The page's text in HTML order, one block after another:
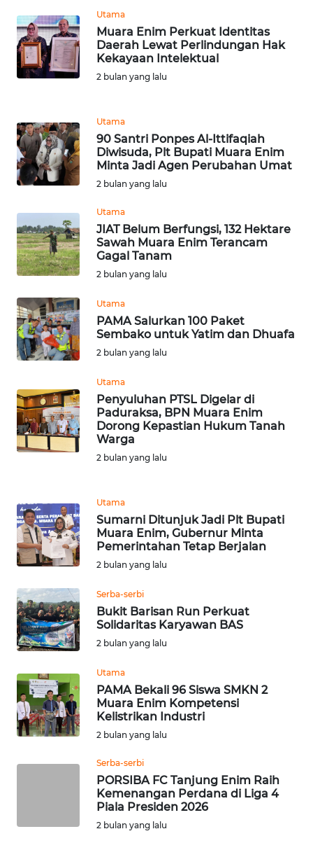
Utama
Muara Enim Perkuat Identitas
Daerah Lewat Perlindungan Hak
Kekayaan Intelektual
2 bulan yang lalu
Utama
90 Santri Ponpes Al-Ittifaqiah
Diwisuda, Plt Bupati Muara Enim
Minta Jadi Agen Perubahan Umat
2 bulan yang lalu
Utama
JIAT Belum Berfungsi, 132 Hektare
Sawah Muara Enim Terancam
Gagal Tanam
2 bulan yang lalu
Utama
PAMA Salurkan 100 Paket
Sembako untuk Yatim dan Dhuafa
2 bulan yang lalu
Utama
Penyuluhan PTSL Digelar di
Paduraksa, BPN Muara Enim
Dorong Kepastian Hukum Tanah
Warga
2 bulan yang lalu
Utama
Sumarni Ditunjuk Jadi Plt Bupati
Muara Enim, Gubernur Minta
Pemerintahan Tetap Berjalan
2 bulan yang lalu
Serba-serbi
Bukit Barisan Run Perkuat
Solidaritas Karyawan BAS
2 bulan yang lalu
Utama
PAMA Bekali 96 Siswa SMKN 2
Muara Enim Kompetensi
Kelistrikan Industri
2 bulan yang lalu
Serba-serbi
PORSIBA FC Tanjung Enim Raih
Kemenangan Perdana di Liga 4
Piala Presiden 2026
2 bulan yang lalu
JAMBI
WN
SULTRA
NTB
WN
SULTENG
WN
SULBAR
WN
BABEL
WN
SUMBAR
WN
BENGKULU
WN
JATENG
NUSANTARA
WN
JOGJA
WN
JATIM
WN